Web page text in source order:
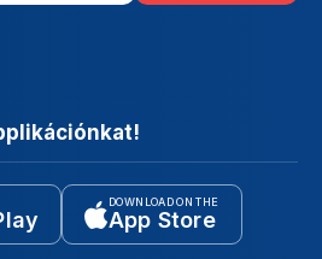
DOWNLOAD ON THE
App Store